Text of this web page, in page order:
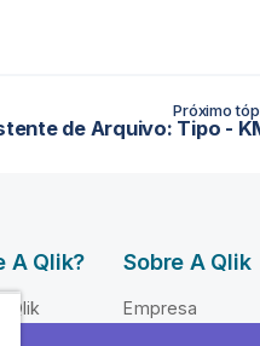
Próximo
de Arquivo: Tipo -
A Qlik?
Qlik
Sobre A Qlik
Empresa